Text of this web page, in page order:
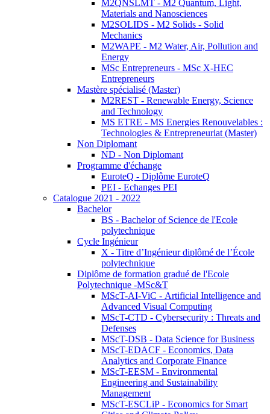
M2QNSLMT - M2 Quantum, Light,
Materials and Nanosciences
M2SOLIDS - M2 Solids - Solid
Mechanics
M2WAPE - M2 Water, Air, Pollution and
Energy
MSc Entrepreneurs - MSc X-HEC
Entrepreneurs
Mastère spécialisé (Master)
M2REST - Renewable Energy, Science
and Technology
MS ETRE - MS Energies Renouvelables :
Technologies & Entrepreneuriat (Master)
Non Diplomant
ND - Non Diplomant
Programme d'échange
EuroteQ - Diplôme EuroteQ
PEI - Echanges PEI
Catalogue 2021 - 2022
Bachelor
BS - Bachelor of Science de l'Ecole
polytechnique
Cycle Ingénieur
X - Titre d’Ingénieur diplômé de l’École
polytechnique
Diplôme de formation gradué de l'Ecole
Polytechnique -MSc&T
MScT-AI-ViC - Artificial Intelligence and
Advanced Visual Computing
MScT-CTD - Cybersecurity : Threats and
Defenses
MScT-DSB - Data Science for Business
MScT-EDACF - Economics, Data
Analytics and Corporate Finance
MScT-EESM - Environmental
Engineering and Sustainability
Management
MScT-ESCLiP - Economics for Smart